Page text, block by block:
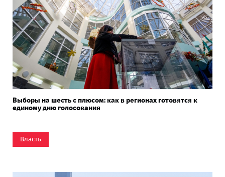
Выборы на шесть с плюсом: как в регионах готовятся к
единому дню голосования
Власть